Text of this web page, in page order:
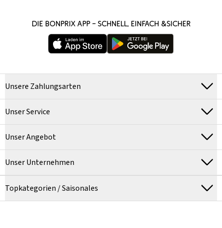
DIE BONPRIX APP – SCHNELL, EINFACH &SICHER
Unsere Zahlungsarten
Unser Service
Unser Angebot
Unser Unternehmen
Topkategorien / Saisonales